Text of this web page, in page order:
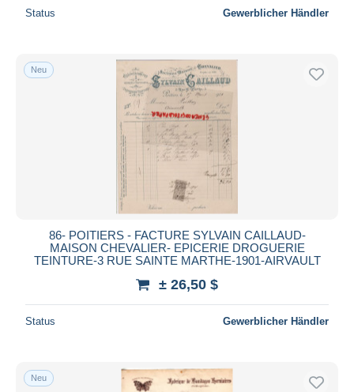
Status Gewerblicher Händler
Neu
86- POITIERS - FACTURE SYLVAIN CAILLAUD-
MAISON CHEVALIER- EPICERIE DROGUERIE
TEINTURE-3 RUE SAINTE MARTHE-1901-AIRVAULT
± 26,50 $
Status Gewerblicher Händler
Neu